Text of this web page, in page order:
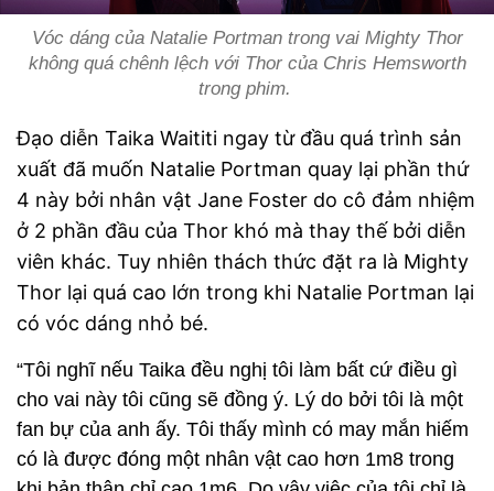
Vóc dáng của Natalie Portman trong vai Mighty Thor
không quá chênh lệch với Thor của Chris Hemsworth
trong phim.
Đạo diễn Taika Waititi ngay từ đầu quá trình sản
xuất đã muốn Natalie Portman quay lại phần thứ
4 này bởi nhân vật Jane Foster do cô đảm nhiệm
ở 2 phần đầu của Thor khó mà thay thế bởi diễn
viên khác. Tuy nhiên thách thức đặt ra là Mighty
Thor lại quá cao lớn trong khi Natalie Portman lại
có vóc dáng nhỏ bé.
“Tôi nghĩ nếu Taika đều nghị tôi làm bất cứ điều gì
cho vai này tôi cũng sẽ đồng ý. Lý do bởi tôi là một
fan bự của anh ấy. Tôi thấy mình có may mắn hiếm
có là được đóng một nhân vật cao hơn 1m8 trong